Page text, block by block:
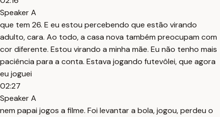
Speaker A
que tem 26. E eu estou percebendo que estão virando
adulto, cara. Ao todo, a casa nova também preocupam com
cor diferente. Estou virando a minha mãe. Eu não tenho mais
paciência para a conta. Estava jogando futevôlei, que agora
eu joguei
02:27
Speaker A
nem papai jogos a filme. Foi levantar a bola, jogou, perdeu o